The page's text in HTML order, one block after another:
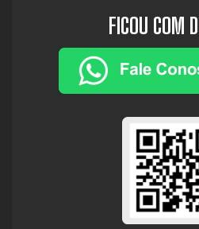
FICOU COM